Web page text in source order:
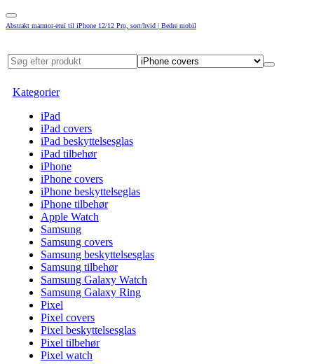
Abstrakt marmor-etui til iPhone 12/12 Pro, sort/hvid | Bedre mobil
Kategorier
iPad
iPad covers
iPad beskyttelsesglas
iPad tilbehør
iPhone
iPhone covers
iPhone beskyttelseglas
iPhone tilbehør
Apple Watch
Samsung
Samsung covers
Samsung beskyttelsesglas
Samsung tilbehør
Samsung Galaxy Watch
Samsung Galaxy Ring
Pixel
Pixel covers
Pixel beskyttelsesglas
Pixel tilbehør
Pixel watch